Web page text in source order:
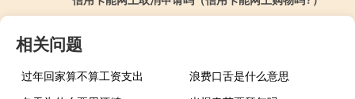
相关问题
过年回家算不算工资支出
浪费口舌是什么意思